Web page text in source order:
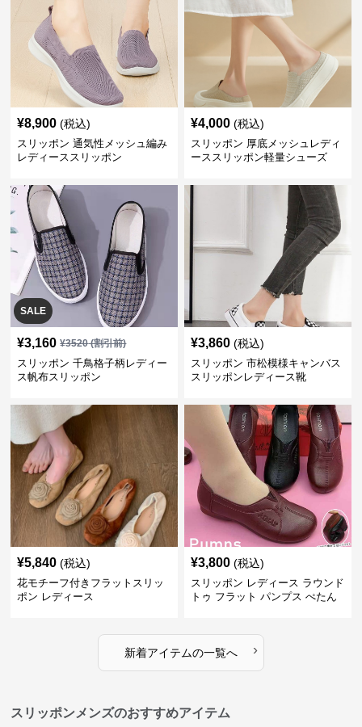
¥8,900 (税込)
スリッポン 通気性メッシュ編み
レディーススリッポン
¥4,000 (税込)
スリッポン 厚底メッシュレディ
ーススリッポン軽量シューズ
SALE
¥3,160 ¥3520(割引前)
スリッポン 千鳥格子柄レディー
ス帆布スリッポン
¥3,860 (税込)
スリッポン 市松模様キャンバス
スリッポンレディース靴
¥5,840 (税込)
花モチーフ付きフラットスリッ
ポン レディース
¥3,800 (税込)
スリッポン レディース ラウンド
トゥ フラット パンプス ぺたん
新着アイテムの一覧へ ›
スリッポンメンズのおすすめアイテム